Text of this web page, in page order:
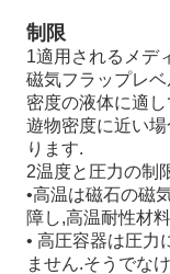
制限
1適用されるメデ
磁気フラップレ
密度の液体に適
遊物密度に近い
ります.
2温度と圧力の制
•高温は磁石の磁
障し,高温耐性材
• 高圧容器は圧力
ません.そうでな